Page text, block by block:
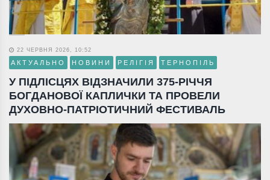
22 ЧЕРВНЯ 2026, 10:52
АКТУАЛЬНО НОВИНИ РЕЛІГІЯ ТЕРНОПІЛЬ
У ПІДЛІСЦЯХ ВІДЗНАЧИЛИ 375-РІЧЧЯ
БОГДАНОВОЇ КАПЛИЧКИ ТА ПРОВЕЛИ
ДУХОВНО-ПАТРІОТИЧНИЙ ФЕСТИВАЛЬ